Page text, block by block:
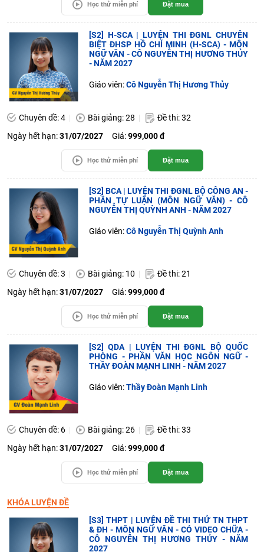
Học thử miễn phí Đặt mua
[S2] H-SCA | LUYỆN THI ĐGNL CHUYÊN
BIỆT ĐHSP HỒ CHÍ MINH (H-SCA) - MÔN
NGỮ VĂN - CÔ NGUYỄN THỊ HƯƠNG THỦY
- NĂM 2027
Giáo viên:Cô Nguyễn Thị Hương Thủy
Chuyên đề: 4 Bài giảng: 28
Đề thi: 32
Ngày hết hạn:31/07/2027 Giá:999,000 đ
Học thử miễn phí Đặt mua
[S2] BCA | LUYỆN THI ĐGNL BỘ CÔNG AN -
PHẦN TỰ LUẬN (MÔN NGỮ VĂN) - CÔ
NGUYỄN THỊ QUỲNH ANH - NĂM 2027
Giáo viên:Cô Nguyễn Thị Quỳnh Anh
Chuyên đề: 3 Bài giảng: 10
Đề thi: 21
Ngày hết hạn:31/07/2027 Giá:999,000 đ
Học thử miễn phí Đặt mua
[S2] QDA | LUYỆN THI ĐGNL BỘ QUỐC
PHÒNG - PHẦN VĂN HỌC NGÔN NGỮ -
THẦY ĐOÀN MẠNH LINH - NĂM 2027
Giáo viên:Thầy Đoàn Mạnh Linh
Chuyên đề: 6 Bài giảng: 26
Đề thi: 33
Ngày hết hạn:31/07/2027 Giá:999,000 đ
Học thử miễn phí Đặt mua
KHÓA LUYỆN ĐỀ
[S3] THPT | LUYỆN ĐỀ THI THỬ TN THPT
& ĐH - MÔN NGỮ VĂN - CÓ VIDEO CHỮA -
CÔ NGUYỄN THỊ HƯƠNG THỦY - NĂM
2027